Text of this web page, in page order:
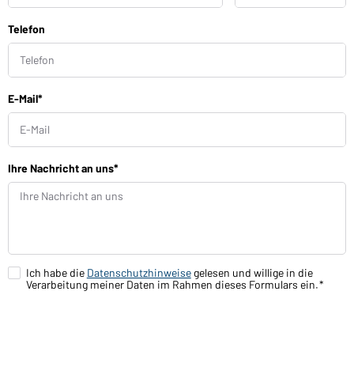
z
a
h
l
u
u
e
Telefon
E-Mail*
Ihre Nachricht an uns*
Ich habe die Datenschutzhinweisegelesen und willige in die
Verarbeitung meiner Daten im Rahmen dieses Formulars ein.